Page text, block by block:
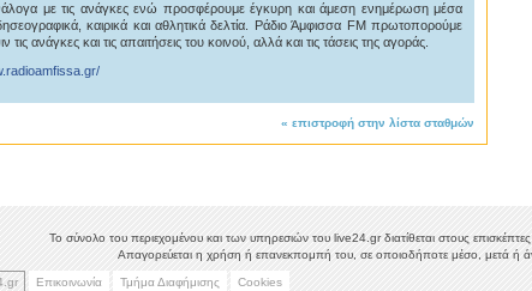
με τις ανάγκες ενώ προσφέρουμε έγκυρη και άμεση ενημέρωση μέσα
καιρικά και αθλητικά δελτία. Ράδιο Άμφισσα FM πρωτοπορούμε
ανάγκες και τις απαιτήσεις του κοινού, αλλά και τις τάσεις της αγοράς.
« επιστροφή στην λίστα σταθμών
Το σύνολο του περιεχομένου και των υπηρεσιών του live24.gr διατίθεται στους
Απαγορεύεται η χρήση ή επανεκπομπή του, σε οποιοδήποτε μέσο, μετά ή
Επικοινωνία Τμήμα Διαφήμισης Cookies